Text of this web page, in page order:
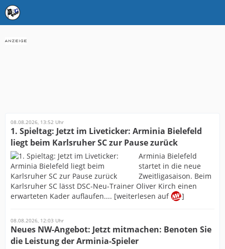
08.08.2026, 13:52 Uhr
1. Spieltag: Jetzt im Liveticker: Arminia Bielefeld
liegt beim Karlsruher SC zur Pause zurück
Arminia Bielefeld
startet in die neue
Zweitligasaison. Beim
Karlsruher SC lässt DSC-Neu-Trainer Oliver Kirch einen
erwarteten Kader auflaufen.... [weiterlesen auf
]
08.08.2026, 12:03 Uhr
Neues NW-Angebot: Jetzt mitmachen: Benoten Sie
die Leistung der Arminia-Spieler